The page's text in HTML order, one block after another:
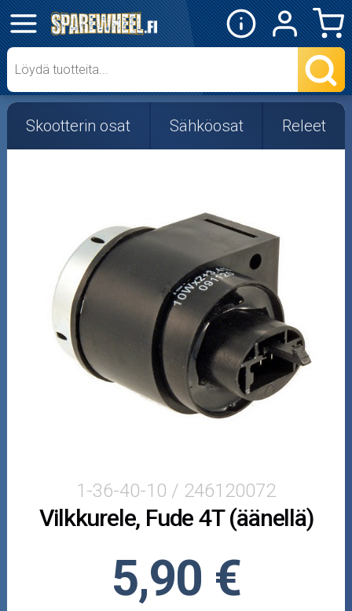
✕
Mopon osat
Skootterin osat
Crossipyörän osat
Moottorikelkan osat
Mopoauton osat
Mönkijän osat
Puutarha ja metsä
Öljyt ja kemikaalit
Outlet-tuotteet
Skootterin osat Sähköosat Releet
1-36-40-10 / 246120072
Vilkkurele, Fude 4T (äänellä)
5,90 €